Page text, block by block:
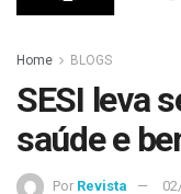
Home BLOGS
SESI leva
saúde e
Por Revista